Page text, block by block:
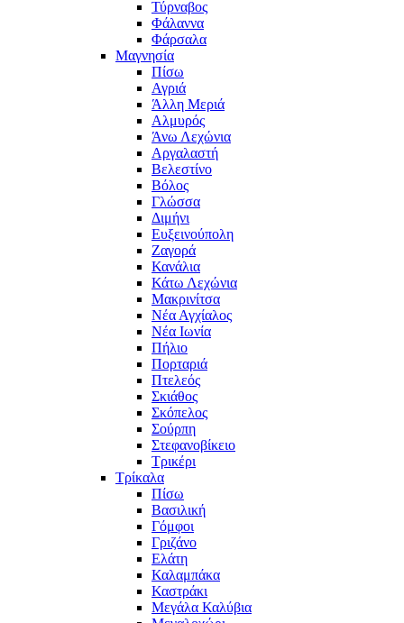
Τύρναβος
Φάλαννα
Φάρσαλα
Μαγνησία
Πίσω
Αγριά
Άλλη Μεριά
Αλμυρός
Άνω Λεχώνια
Αργαλαστή
Βελεστίνο
Βόλος
Γλώσσα
Διμήνι
Ευξεινούπολη
Ζαγορά
Κανάλια
Κάτω Λεχώνια
Μακρινίτσα
Νέα Αγχίαλος
Νέα Ιωνία
Πήλιο
Πορταριά
Πτελεός
Σκιάθος
Σκόπελος
Σούρπη
Στεφανοβίκειο
Τρικέρι
Τρίκαλα
Πίσω
Βασιλική
Γόμφοι
Γριζάνο
Ελάτη
Καλαμπάκα
Καστράκι
Μεγάλα Καλύβια